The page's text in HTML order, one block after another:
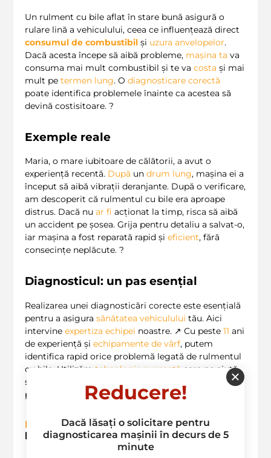
Un rulment cu bile aflat în stare bună asigură o
rulare lină a vehiculului, ceea ce influențează direct
consumul de combustibil și uzura anvelopelor.
Dacă acesta începe să aibă probleme, mașina ta va
consuma mai mult combustibil și te va costa și mai
mult pe termen lung. O diagnosticare corectă
poate identifica problemele înainte ca acestea să
devină costisitoare. ?
Exemple reale
Maria, o mare iubitoare de călătorii, a avut o
experiență recentă. După un drum lung, mașina ei a
început să aibă vibrații deranjante. După o verificare,
am descoperit că rulmentul cu bile era aproape
distrus. Dacă nu ar fi acționat la timp, risca să aibă
un accident pe șosea. Grija pentru detaliu a salvat-o,
iar mașina a fost reparată rapid și eficient, fără
consecințe neplăcute. ?
Diagnosticul: un pas esențial
Realizarea unei diagnosticări corecte este esențială
pentru a asigura sănătatea vehiculului tău. Aici
intervine expertiza echipei noastre. ↗️ Cu peste 11 ani
de experiență și echipamente de vârf, putem
identifica rapid orice problemă legată de rulmentul
cu bile. Utilizăm tehnologie avansată care ne ajută
să observăm detalii pe care alții le-
putea ignora –
pentru că știm că fiecare detaliu contează! ?
Beneficiile diagnosticăriirulmentului cu
bile
Reducere!
Dacă lăsați o solicitare pentru
diagnosticarea mașinii în decurs de 5
minute